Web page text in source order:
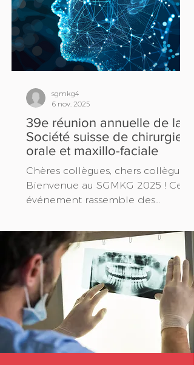
la tomodensitométrie à faisceau
conique (CBCT)/tomographie
volumique numérisée (TVN),
comprenant également de
nombreux aspects positifs en
39e réunion annuelle de la
Société suisse de chirurgie
orale et maxillo-faciale
Chères collègues, chers collègues,
Bienvenue au SGMKG 2025 ! Cet
événement rassemble des
scientifiques et de jeunes talents
de la chirurgie buccale et maxillo-
faciale pour discuter des derniers
développements, technologies et
défis de notre domaine. L'accent
sera mis sur des thèmes tels que
la radioprotection, les curiosités
radiologiques, les traitements
complexes des tumeurs et les
sgmkg4
6 nov. 2025